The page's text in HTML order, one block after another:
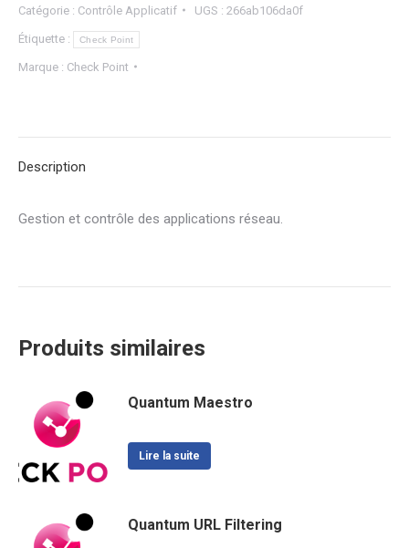
Catégorie : Contrôle Applicatif UGS : 266ab106da0f
Étiquette : Check Point
Marque : Check Point
Description
Gestion et contrôle des applications réseau.
Produits similaires
Quantum Maestro
Lire la suite
Quantum URL Filtering